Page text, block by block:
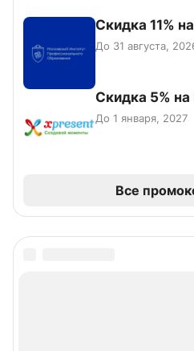
Скидка 11%
До 31 августа,
Скидка 5%
До 1 января, 2027
Все